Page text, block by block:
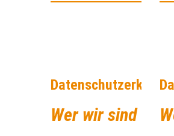
Wer wir sind